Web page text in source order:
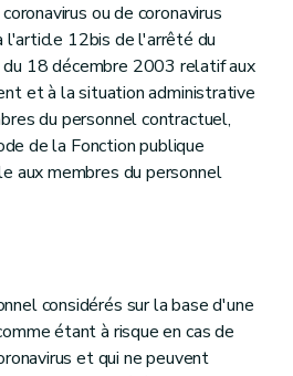
ou de coronavirus
l'article 12bis de l'arrêté du
18 décembre 2003 relatif aux
et à la situation administrative
du personnel contractuel,
de la Fonction publique
aux membres du personnel
considérés sur la base d'une
étant à risque en cas de
et qui ne peuvent